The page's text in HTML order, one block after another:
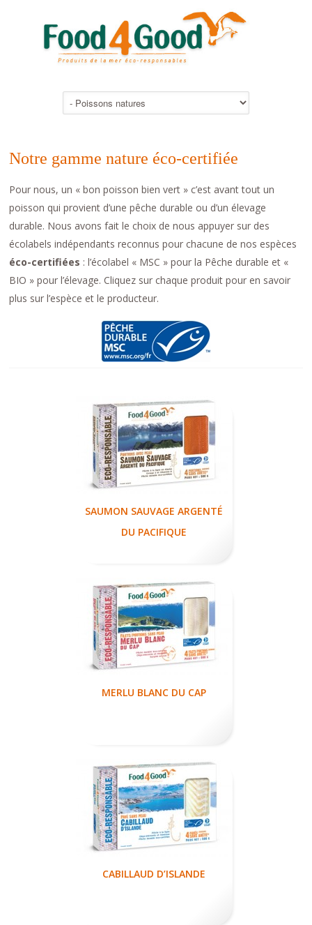
Notre gamme nature éco-certifiée
Pour nous, un « bon poisson bien vert » c’est avant tout un
poisson qui provient d’une pêche durable ou d’un élevage
durable. Nous avons fait le choix de nous appuyer sur des
écolabels indépendants reconnus pour chacune de nos espèces
éco-certifiées : l’écolabel « MSC » pour la Pêche durable et «
BIO » pour l’élevage. Cliquez sur chaque produit pour en savoir
plus sur l’espèce et le producteur.
SAUMON SAUVAGE ARGENTÉ
DU PACIFIQUE
MERLU BLANC DU CAP
CABILLAUD D’ISLANDE